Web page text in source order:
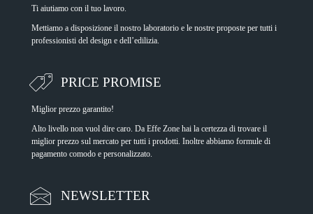
Ti aiutiamo con il tuo lavoro.
Mettiamo a disposizione il nostro laboratorio e le nostre proposte per tutti i
professionisti del design e dell’edilizia.
PRICE PROMISE
Miglior prezzo garantito!
Alto livello non vuol dire caro. Da Effe Zone hai la certezza di trovare il
miglior prezzo sul mercato per tutti i prodotti. Inoltre abbiamo formule di
pagamento comodo e personalizzato.
NEWSLETTER